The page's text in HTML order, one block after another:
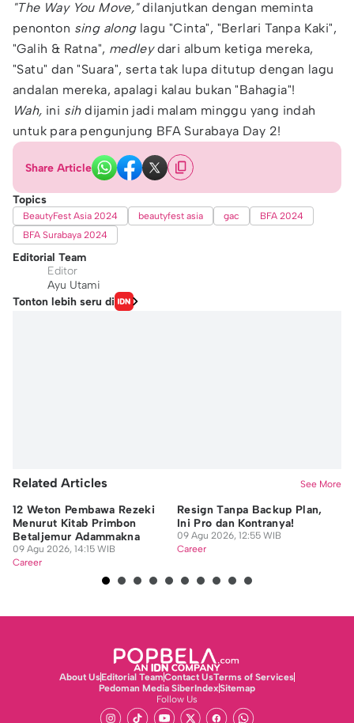
"The Way You Move,"dilanjutkan dengan meminta
penonton sing alonglagu "Cinta", "Berlari Tanpa Kaki",
"Galih & Ratna", medleydari album ketiga mereka,
"Satu" dan "Suara", serta tak lupa ditutup dengan lagu
andalan mereka, apalagi kalau bukan "Bahagia"!
Wah, ini sihdijamin jadi malam minggu yang indah
untuk para pengunjung BFA Surabaya Day 2!
Share Article
Topics
BeautyFest Asia 2024 beautyfest asia gac
BFA 2024
BFA Surabaya 2024
Editorial Team
Editor
Ayu Utami
Tonton lebih seru di
Related Articles See More
12 Weton Pembawa Rezeki
Menurut Kitab Primbon
Betaljemur Adammakna
09 Agu 2026, 14:15 WIB
Career
Resign Tanpa Backup Plan,
Ini Pro dan Kontranya!
09 Agu 2026, 12:55 WIB
Career
About UsEditorial TeamContact UsTerms of Services
Pedoman Media SiberIndexSitemap
Follow Us